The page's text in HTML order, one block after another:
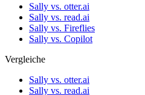
Sally vs. otter.ai
Sally vs. read.ai
Sally vs. Fireflies
Sally vs. Copilot
Vergleiche
Sally vs. otter.ai
Sally vs. read.ai